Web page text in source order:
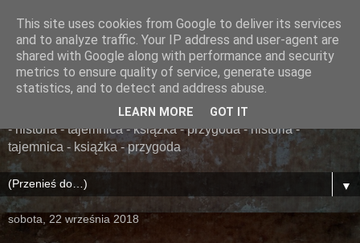
......... ZAPOMNIANA
BIBLIOTEKA ........
książka - przygoda - historia - tajemnica - książka - przygoda
- historia - tajemnica - książka - przygoda - historia -
tajemnica - książka - przygoda
▼
sobota, 22 września 2018
This site uses cookies from Google to deliver its services
and to analyze traffic. Your IP address and user-agent are
shared with Google along with performance and security
metrics to ensure quality of service, generate usage
statistics, and to detect and address abuse.
LEARN MORE GOT IT